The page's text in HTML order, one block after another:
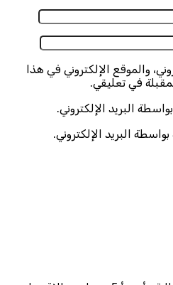
والموقع الإلكتروني في هذا
في تعليقي.
البريد الإلكتروني.
البريد الإلكتروني.